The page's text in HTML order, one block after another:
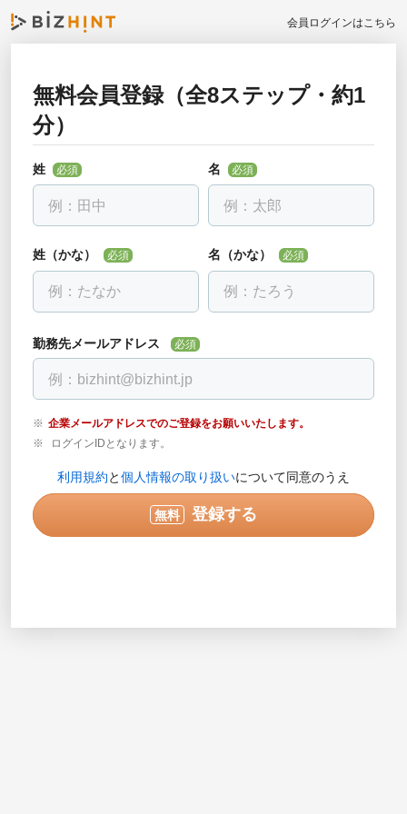
会員ログインはこちら
無料会員登録（全8ステップ・約1
分）
姓 必須 名 必須
姓（かな） 必須 名（かな） 必須
勤務先メールアドレス 必須
企業メールアドレスでのご登録をお願いいたします。
ログインIDとなります。
利用規約と個人情報の取り扱いについて同意のうえ
無料 登録する
お勤め先について教えて下さい
全ての項目を入力して下さい
勤務先名
必須
会社名を入力し、下に出る候補を選んでください。見つからない場合
部署・役職正式名称 必須
的の電話ではありません。
い。入力例で示されている番号は使用できません。
戻る